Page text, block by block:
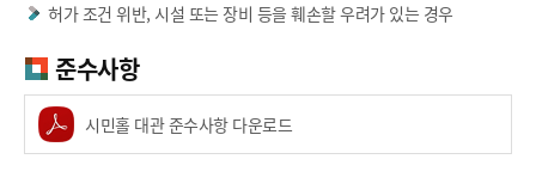
허가 조건 위반, 시설 또는 장비 등을 훼손할 우려가 있는 경우
준수사항
시민홀 대관 준수사항 다운로드